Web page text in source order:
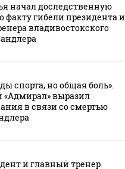
начал доследственную
факту гибели президента и
владивостокского
спорта, но общая боль».
выразил
в связи со смертью
и главный тренер